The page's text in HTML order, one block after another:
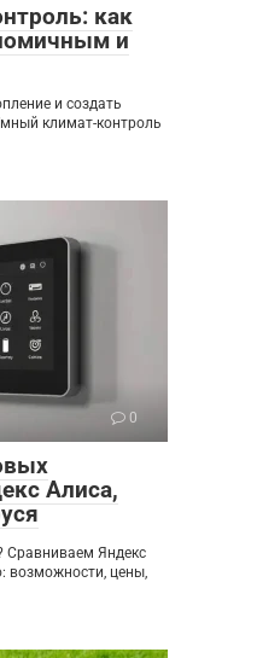
как
и
и создать
климат-контроль
0
Алиса,
Сравниваем Яндекс
возможности, цены,